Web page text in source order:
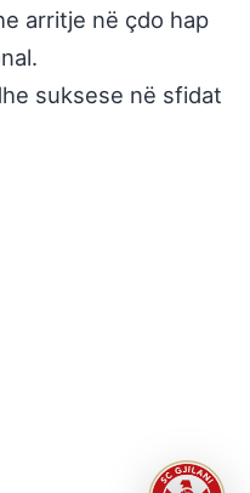
arritje në çdo hap
suksese në sfidat